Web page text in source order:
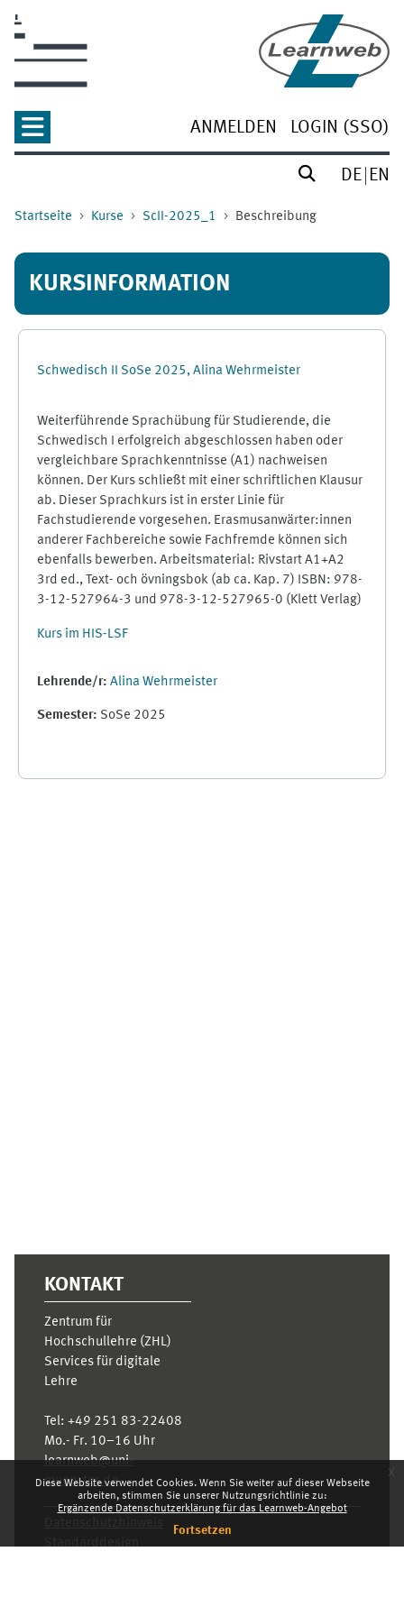
Diese Website verwendet Cookies. Wenn Sie weiter auf dieser Webseite
arbeiten, stimmen Sie unserer Nutzungsrichtlinie zu:
Ergänzende Datenschutzerklärung für das Learnweb-Angebot
Fortsetzen
x
ANMELDEN LOGIN (SSO)
DE EN
Startseite Kurse ScII-2025_1 Beschreibung
KURSINFORMATION
Schwedisch II SoSe 2025, Alina Wehrmeister
Weiterführende Sprachübung für Studierende, die
Schwedisch I erfolgreich abgeschlossen haben oder
vergleichbare Sprachkenntnisse (A1) nachweisen
können. Der Kurs schließt mit einer schriftlichen Klausur
ab. Dieser Sprachkurs ist in erster Linie für
Fachstudierende vorgesehen. Erasmusanwärter:innen
anderer Fachbereiche sowie Fachfremde können sich
ebenfalls bewerben. Arbeitsmaterial: Rivstart A1+A2
3rd ed., Text- och övningsbok (ab ca. Kap. 7) ISBN: 978-
3-12-527964-3 und 978-3-12-527965-0 (Klett Verlag)
Kurs im HIS-LSF
Lehrende/r: Alina Wehrmeister
Semester: SoSe 2025
KONTAKT
Zentrum für
Hochschullehre (ZHL)
Services für digitale
Lehre
Tel: +49 251 83-22408
Mo.- Fr. 10–16 Uhr
learnweb@uni-
muenster.de